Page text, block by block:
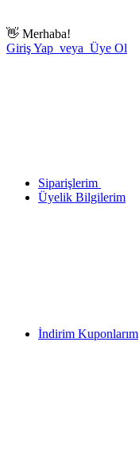
👋 Merhaba!
Giriş Yap veya Üye Ol
Siparişlerim
Üyelik Bilgilerim
İndirim Kuponlarım